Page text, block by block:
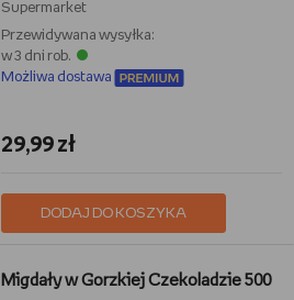
Supermarket
Przewidywana wysyłka:
w 3 dni rob.
Możliwa dostawa
29,99 zł
DODAJ DO KOSZYKA
Migdały w Gorzkiej Czekoladzie 500